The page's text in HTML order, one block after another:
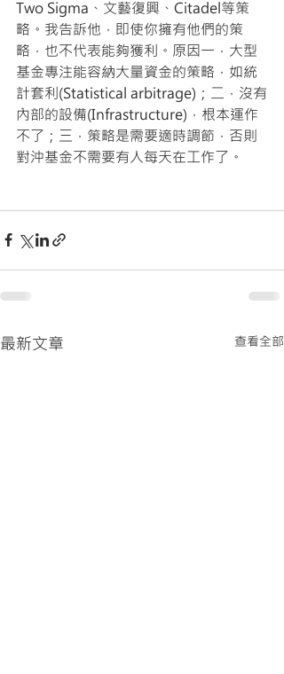
Two Sigma、文藝復興、Citadel等策
略。我告訴他，即使你擁有他們的策
略，也不代表能夠獲利。原因一，大型
基金專注能容納大量資金的策略，如統
計套利(Statistical arbitrage)；二，沒有
內部的設備(Infrastructure)，根本運作
不了；三，策略是需要適時調節，否則
對沖基金不需要有人每天在工作了。
最新文章 查看全部